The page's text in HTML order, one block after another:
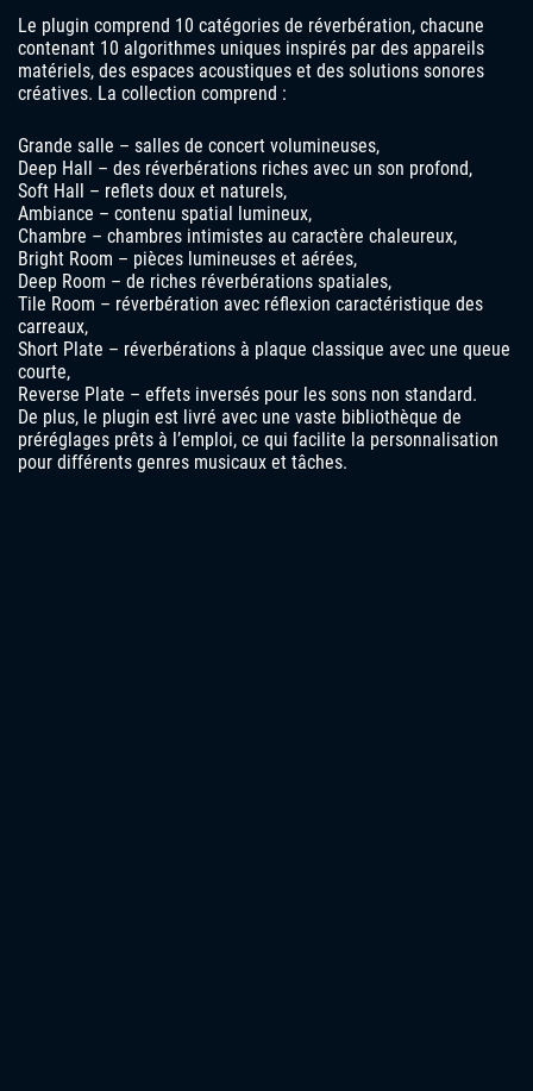
Le plugin comprend 10 catégories de réverbération, chacune
contenant 10 algorithmes uniques inspirés par des appareils
matériels, des espaces acoustiques et des solutions sonores
créatives. La collection comprend :
Grande salle – salles de concert volumineuses,
Deep Hall – des réverbérations riches avec un son profond,
Soft Hall – reflets doux et naturels,
Ambiance – contenu spatial lumineux,
Chambre – chambres intimistes au caractère chaleureux,
Bright Room – pièces lumineuses et aérées,
Deep Room – de riches réverbérations spatiales,
Tile Room – réverbération avec réflexion caractéristique des
carreaux,
Short Plate – réverbérations à plaque classique avec une queue
courte,
Reverse Plate – effets inversés pour les sons non standard.
De plus, le plugin est livré avec une vaste bibliothèque de
préréglages prêts à l’emploi, ce qui facilite la personnalisation
pour différents genres musicaux et tâches.